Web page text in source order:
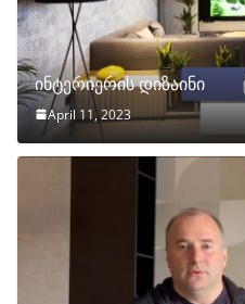
ინტერიერის დიზაინი
April 11, 2023